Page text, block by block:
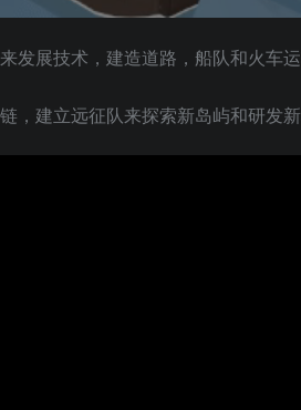
发展技术，建造道路，船队和火车运
，建立远征队来探索新岛屿和研发新